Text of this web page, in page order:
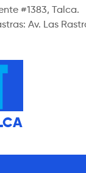
#1383, Talca.
Av. Las